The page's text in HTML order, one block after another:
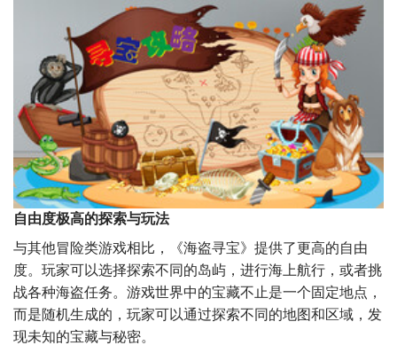
自由度极高的探索与玩法
与其他冒险类游戏相比，《海盗寻宝》提供了更高的自由
度。玩家可以选择探索不同的岛屿，进行海上航行，或者挑
战各种海盗任务。游戏世界中的宝藏不止是一个固定地点，
而是随机生成的，玩家可以通过探索不同的地图和区域，发
现未知的宝藏与秘密。